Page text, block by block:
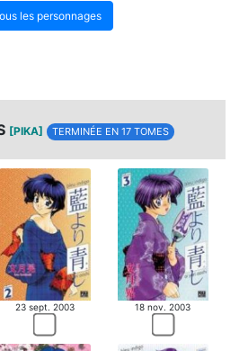
les personnages
[PIKA] TERMINÉE EN 17 TOMES
23 sept. 2003 18 nov. 2003